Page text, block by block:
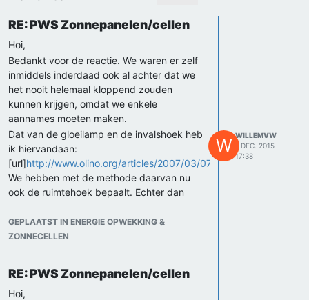
RE: PWS Zonnepanelen/cellen
Hoi,
Bedankt voor de reactie. We waren er zelf
inmiddels inderdaad ook al achter dat we
het nooit helemaal kloppend zouden
kunnen krijgen, omdat we enkele
aannames moeten maken.
Dat van de gloeilamp en de invalshoek heb
ik hiervandaan:
[url]http://www.olino.org/articles/2007/03/07/
We hebben met de methode daarvan nu
ook de ruimtehoek bepaalt. Echter dan
oppervlakte die je nodig hebt om van lux
naar lumen te rekenen. Bij die
van de openingshoek bepalen of moeten
we daarvoor weer een andere meting
GEPLAATST IN ENERGIE OPWEKKING &
ZONNECELLEN
W WILLEMVW
1 DEC. 2015
17:38
RE: PWS Zonnepanelen/cellen
Hoi,